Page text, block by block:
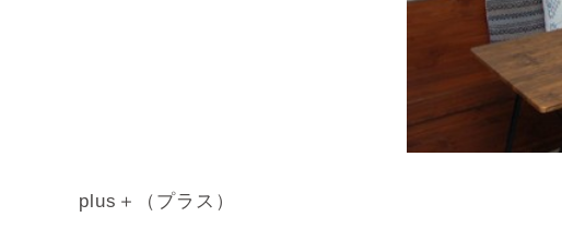
plus＋（プラス）